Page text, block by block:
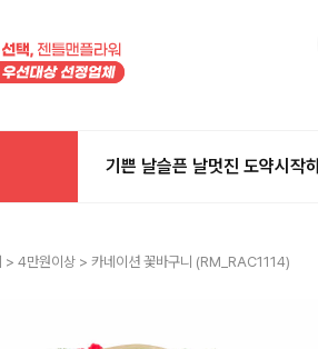
기쁜 날슬픈 날멋진 도약시작
> 4만원이상 > 카네이션 꽃바구니 (RM_RAC1114)